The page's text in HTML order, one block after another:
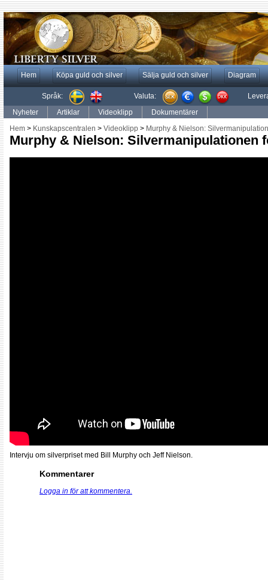
Hem Köpa guld och silver Sälja guld och silver Diagram
Språk: Valuta:
Nyheter
Artiklar Videoklipp
Dokumentärer
Hem > Kunskapscentralen > Videoklipp > Murphy & Nielson:
Murphy & Nielson: Silvermanipulationen
Intervju om silverpriset med Bill Murphy och Jeff Nielson.
Kommentarer
Logga in för att kommentera.